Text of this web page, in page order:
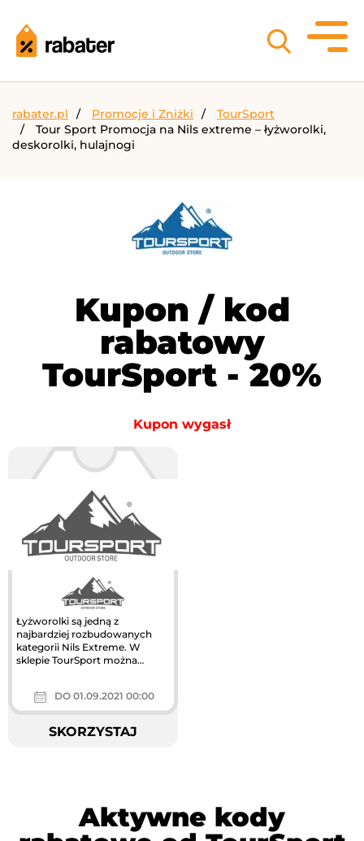
rabater.pl Promocje i Zniżki
TourSport
Tour Sport Promocja na Nils extreme – łyżworolki,
deskorolki, hulajnogi
Kupon / kod
rabatowy
TourSport - 20%
Kupon wygasł
Łyżworolki są jedną z
najbardziej rozbudowanych
kategorii Nils Extreme. W
sklepie TourSport można
DO 01.09.2021 00:00
SKORZYSTAJ
Aktywne kody